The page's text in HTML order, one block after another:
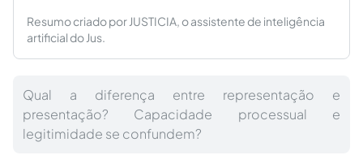
Resumo criado por JUSTICIA, o assistente de inteligência
artificial do Jus.
Qual a diferença entre representação e
presentação? Capacidade processual e
legitimidade se confundem?